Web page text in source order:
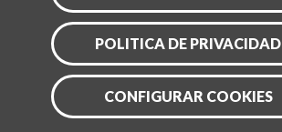
POLITICA DE PRIVACIDAD
CONFIGURAR COOKIES